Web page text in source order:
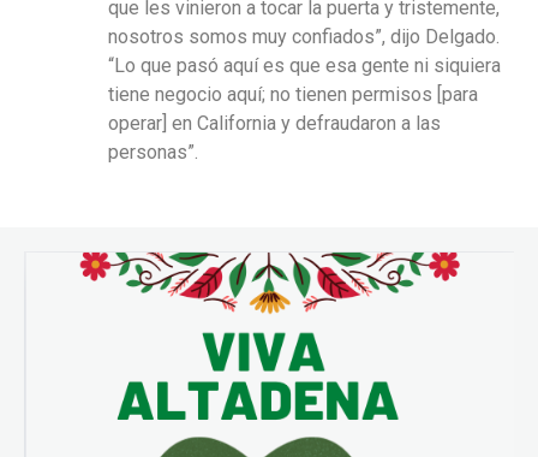
que les vinieron a tocar la puerta y tristemente,
nosotros somos muy confiados”, dijo Delgado.
“Lo que pasó aquí es que esa gente ni siquiera
tiene negocio aquí; no tienen permisos [para
operar] en California y defraudaron a las
personas”.